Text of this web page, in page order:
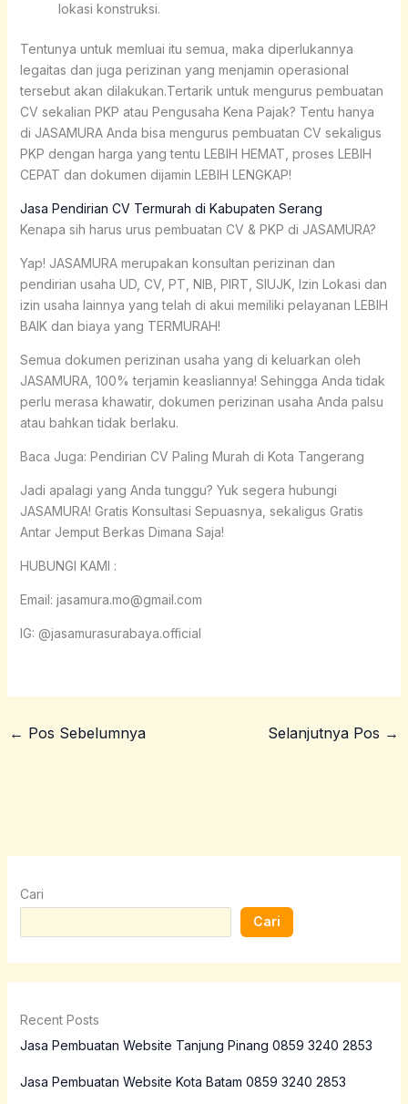
lokasi konstruksi.
Tentunya untuk memluai itu semua, maka diperlukannya
legaitas dan juga perizinan yang menjamin operasional
tersebut akan dilakukan.Tertarik untuk mengurus pembuatan
CV sekalian PKP atau Pengusaha Kena Pajak? Tentu hanya
di JASAMURA Anda bisa mengurus pembuatan CV sekaligus
PKP dengan harga yang tentu LEBIH HEMAT, proses LEBIH
CEPAT dan dokumen dijamin LEBIH LENGKAP!
Jasa Pendirian CV Termurah di Kabupaten Serang
Kenapa sih harus urus pembuatan CV & PKP di JASAMURA?
Yap! JASAMURA merupakan konsultan perizinan dan
pendirian usaha UD, CV, PT, NIB, PIRT, SIUJK, Izin Lokasi dan
izin usaha lainnya yang telah di akui memiliki pelayanan LEBIH
BAIK dan biaya yang TERMURAH!
Semua dokumen perizinan usaha yang di keluarkan oleh
JASAMURA, 100% terjamin keasliannya! Sehingga Anda tidak
perlu merasa khawatir, dokumen perizinan usaha Anda palsu
atau bahkan tidak berlaku.
Baca Juga: Pendirian CV Paling Murah di Kota Tangerang
Jadi apalagi yang Anda tunggu? Yuk segera hubungi
JASAMURA! Gratis Konsultasi Sepuasnya, sekaligus Gratis
Antar Jemput Berkas Dimana Saja!
HUBUNGI KAMI :
Email: jasamura.mo@gmail.com
IG: @jasamurasurabaya.official
← Pos Sebelumnya Selanjutnya Pos →
Cari
Cari
Recent Posts
Jasa Pembuatan Website Tanjung Pinang 0859 3240 2853
Jasa Pembuatan Website Kota Batam 0859 3240 2853